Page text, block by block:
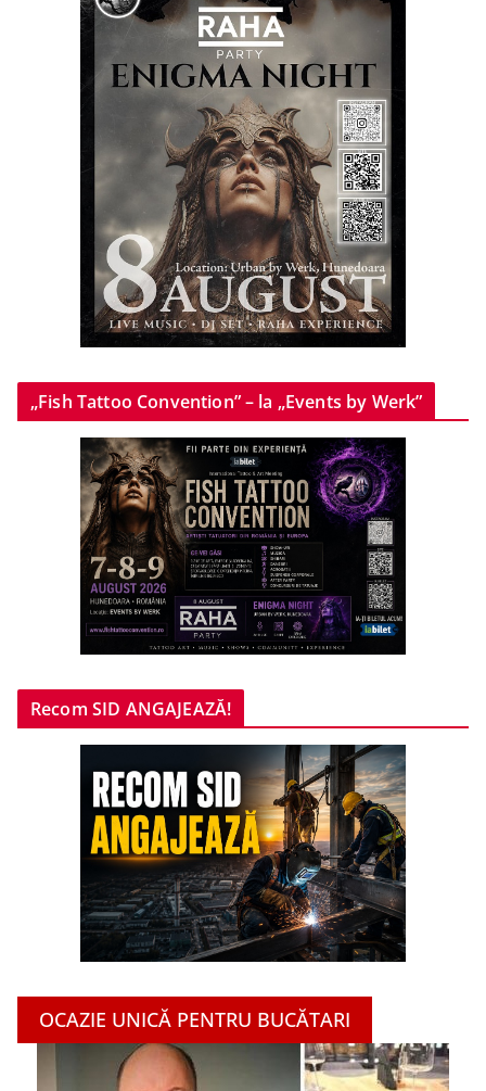
„Fish Tattoo Convention” – la „Events by Werk”
Recom SID ANGAJEAZĂ!
OCAZIE UNICĂ PENTRU BUCĂTARI